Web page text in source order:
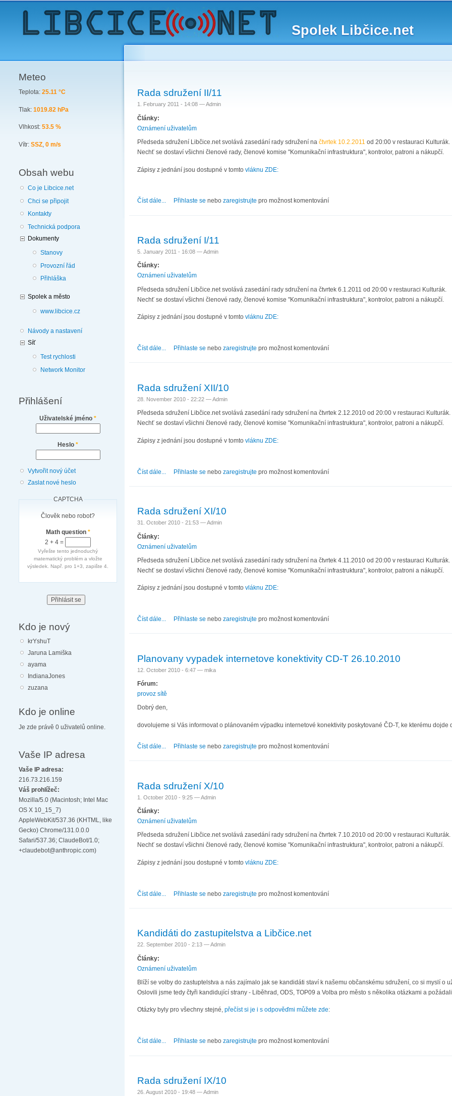
content
Spolek Libčice.net
Meteo
Teplota: 25.11 °C
Tlak: 1019.82 hPa
Vlhkost: 53.5 %
Vítr: SSZ, 0 m/s
Obsah webu
Co je Libcice.net
Chci se připojit
Kontakty
Technická podpora
Dokumenty
Stanovy
Provozní řád
Přihláška
Spolek a město
www.libcice.cz
Návody a nastavení
Síť
Test rychlosti
Network Monitor
Přihlášení
Uživatelské jméno *
Heslo *
Vytvořit nový účet
Zaslat nové heslo
CAPTCHA
Člověk nebo robot?
Math question *
2 + 4 =
Vyřešte tento jednoduchý
matematický problém a vložte
výsledek. Např. pro 1+3, zapište 4.
Kdo je nový
krYshuT
Jaruna Lamiška
ayama
IndianaJones
zuzana
Kdo je online
Je zde právě 0 uživatelů online.
Vaše IP adresa
Vaše IP adresa:
216.73.216.159
Váš prohlížeč:
Mozilla/5.0 (Macintosh; Intel Mac
OS X 10_15_7)
AppleWebKit/537.36 (KHTML, like
Gecko) Chrome/131.0.0.0
Safari/537.36; ClaudeBot/1.0;
+claudebot@anthropic.com)
Rada sdružení II/11
1. February 2011 - 14:08 —Admin
Články:
Oznámení uživatelům
Předseda sdružení Libčice.net svolává zasedání rady sdružení na čtvrtek 10.2.2011 od 20:00 v restauraci Kulturák.
Nechť se dostaví všichni členové rady, členové komise "Komunikační infrastruktura", kontrolor, patroni a nákupčí.
Zápisy z jednání jsou dostupné v tomto vláknu ZDE:
Číst dále... about Rada sdružení II/11
Přihlaste se nebozaregistrujte pro možnost komentování
Rada sdružení I/11
5. January 2011 - 16:08 —Admin
Články:
Oznámení uživatelům
Předseda sdružení Libčice.net svolává zasedání rady sdružení na čtvrtek 6.1.2011 od 20:00 v restauraci Kulturák.
Nechť se dostaví všichni členové rady, členové komise "Komunikační infrastruktura", kontrolor, patroni a nákupčí.
Zápisy z jednání jsou dostupné v tomto vláknu ZDE:
Číst dále... about Rada sdružení I/11
Přihlaste se nebozaregistrujte pro možnost komentování
Rada sdružení XII/10
28. November 2010 - 22:22 —Admin
Předseda sdružení Libčice.net svolává zasedání rady sdružení na čtvrtek 2.12.2010 od 20:00 v restauraci Kulturák.
Nechť se dostaví všichni členové rady, členové komise "Komunikační infrastruktura", kontrolor, patroni a nákupčí.
Zápisy z jednání jsou dostupné v tomto vláknu ZDE:
Číst dále... about Rada sdružení XII/10
Přihlaste se nebozaregistrujte pro možnost komentování
Rada sdružení XI/10
31. October 2010 - 21:53 —Admin
Články:
Oznámení uživatelům
Předseda sdružení Libčice.net svolává zasedání rady sdružení na čtvrtek 4.11.2010 od 20:00 v restauraci Kulturák.
Nechť se dostaví všichni členové rady, členové komise "Komunikační infrastruktura", kontrolor, patroni a nákupčí.
Zápisy z jednání jsou dostupné v tomto vláknu ZDE:
Číst dále... about Rada sdružení XI/10
Přihlaste se nebozaregistrujte pro možnost komentování
Planovany vypadek internetove konektivity CD-T 26.10.2010
12. October 2010 - 6:47 — mika
Fórum:
provoz sítě
Dobrý den,
dovolujeme si Vás informovat o plánovaném výpadku internetové konektivity poskytované ČD-T, ke kterému dojde
Číst dále... about Planovany vypadek internetove konektivity CD-T 26.10.2010
Přihlaste se nebozaregistrujte pro možnost komentování
Rada sdružení X/10
1. October 2010 - 9:25 —Admin
Články:
Oznámení uživatelům
Předseda sdružení Libčice.net svolává zasedání rady sdružení na čtvrtek 7.10.2010 od 20:00 v restauraci Kulturák.
Nechť se dostaví všichni členové rady, členové komise "Komunikační infrastruktura", kontrolor, patroni a nákupčí.
Zápisy z jednání jsou dostupné v tomto vláknu ZDE:
Číst dále... about Rada sdružení X/10
Přihlaste se nebozaregistrujte pro možnost komentování
Kandidáti do zastupitelstva a Libčice.net
22. September 2010 - 2:13 —Admin
Články:
Oznámení uživatelům
Blíží se volby do zastuptelstva a nás zajímalo jak se kandidáti staví k našemu občanskému sdružení, co si myslí o
Oslovili jsme tedy čtyři kandidující strany - Liběhrad, ODS, TOP09 a Volba pro město s několika otázkami a
Otázky byly pro všechny stejné, přečíst si je i s odpověďmi můžete zde:
Číst dále... about Kandidáti do zastupitelstva a Libčice.net
Přihlaste se nebozaregistrujte pro možnost komentování
Rada sdružení IX/10
26. August 2010 - 19:48 —Admin